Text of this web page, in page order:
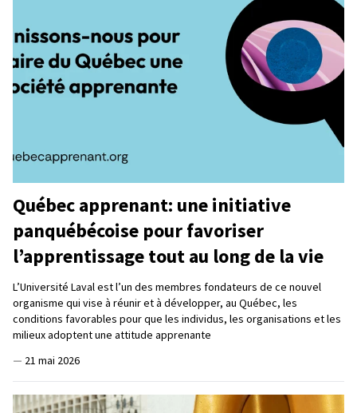
Québec apprenant: une initiative
panquébécoise pour favoriser
l’apprentissage tout au long de la vie
L’Université Laval est l’un des membres fondateurs de ce nouvel
organisme qui vise à réunir et à développer, au Québec, les
conditions favorables pour que les individus, les organisations et les
milieux adoptent une attitude apprenante
— 21 mai 2026